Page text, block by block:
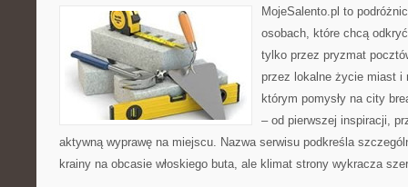
MojeSalento.pl to
osobach, które chcą
tylko przez pryzmat
przez lokalne życie miast i
którym pomysły na city
– od pierwszej inspiracji,
aktywną wyprawę na miejscu. Nazwa serwisu podkreśla
krainy na obcasie włoskiego buta, ale klimat strony wykracza